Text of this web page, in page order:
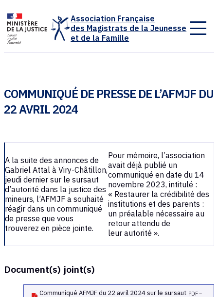
Association Française
des Magistrats de la Jeunesse
et de la Famille
COMMUNIQUÉ DE PRESSE DE L’AFMJF DU
22 AVRIL 2024
A la suite des annonces de
Gabriel Attal à Viry-Châtillon,
jeudi dernier sur le sursaut
d’autorité dans la justice des
mineurs, l’AFMJF a souhaité
réagir dans un communiqué
de presse que vous
trouverez en pièce jointe.
Pour mémoire, l’association
avait déjà publié un
communiqué en date du 14
novembre 2023, intitulé :
« Restaurer la crédibilité des
institutions et des parents :
un préalable nécessaire au
retour attendu de
leur autorité ».
Document(s) joint(s)
Communiqué AFMJF du 22 avril 2024 sur le sursaut PDF –